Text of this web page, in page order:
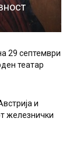
29 септември
театар
и
железнички